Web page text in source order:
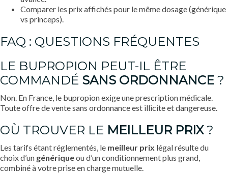
Comparer les prix affichés pour le même dosage (générique
vs princeps).
FAQ : QUESTIONS FRÉQUENTES
LE BUPROPION PEUT-IL ÊTRE
COMMANDÉ SANS ORDONNANCE ?
Non. En France, le bupropion exige une prescription médicale.
Toute offre de vente sans ordonnance est illicite et dangereuse.
OÙ TROUVER LE MEILLEUR PRIX?
Les tarifs étant réglementés, le meilleur prix légal résulte du
choix d’un génériqueou d’un conditionnement plus grand,
combiné à votre prise en charge mutuelle.